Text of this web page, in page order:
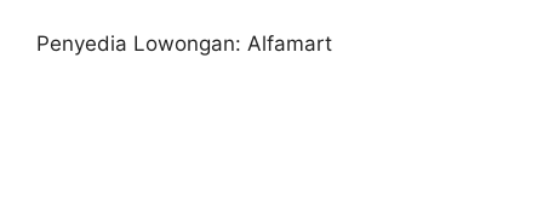
Penyedia Lowongan: Alfamart